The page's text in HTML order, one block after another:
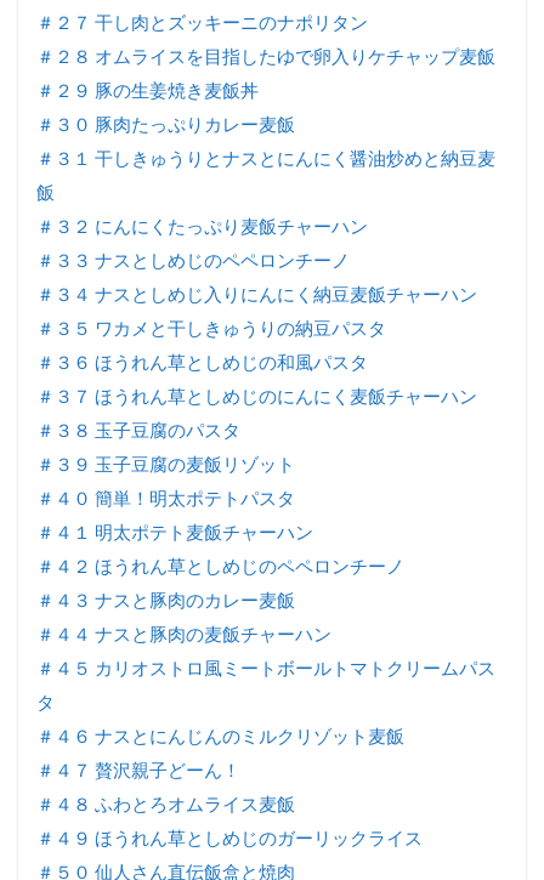
＃２７ 干し肉とズッキーニのナポリタン
＃２８ オムライスを目指したゆで卵入りケチャップ麦飯
＃２９ 豚の生姜焼き麦飯丼
＃３０ 豚肉たっぷりカレー麦飯
＃３１ 干しきゅうりとナスとにんにく醤油炒めと納豆麦
飯
＃３２ にんにくたっぷり麦飯チャーハン
＃３３ ナスとしめじのペペロンチーノ
＃３４ ナスとしめじ入りにんにく納豆麦飯チャーハン
＃３５ ワカメと干しきゅうりの納豆パスタ
＃３６ ほうれん草としめじの和風パスタ
＃３７ ほうれん草としめじのにんにく麦飯チャーハン
＃３８ 玉子豆腐のパスタ
＃３９ 玉子豆腐の麦飯リゾット
＃４０ 簡単！明太ポテトパスタ
＃４１ 明太ポテト麦飯チャーハン
＃４２ ほうれん草としめじのペペロンチーノ
＃４３ ナスと豚肉のカレー麦飯
＃４４ ナスと豚肉の麦飯チャーハン
＃４５ カリオストロ風ミートボールトマトクリームパス
タ
＃４６ ナスとにんじんのミルクリゾット麦飯
＃４７ 贅沢親子どーん！
＃４８ ふわとろオムライス麦飯
＃４９ ほうれん草としめじのガーリックライス
＃５０ 仙人さん直伝飯盒と焼肉